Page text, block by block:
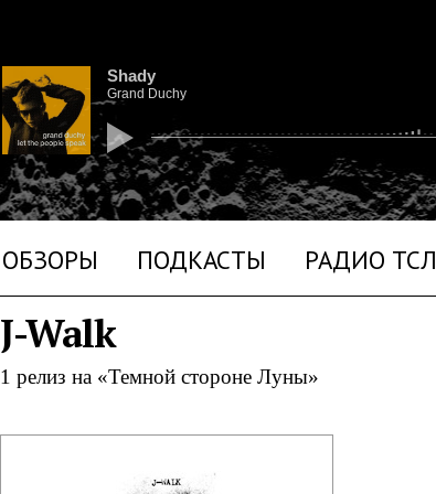
ОБЗОРЫ ПОДКАСТЫ РАДИО ТСЛ
Shady
Grand Duchy
J-Walk
1 релиз на «Темной стороне Луны»